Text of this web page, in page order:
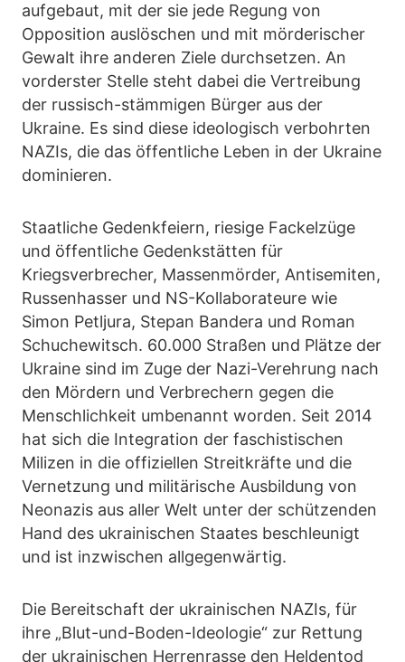
aufgebaut, mit der sie jede Regung von
Opposition auslöschen und mit mörderischer
Gewalt ihre anderen Ziele durchsetzen. An
vorderster Stelle steht dabei die Vertreibung
der russisch-stämmigen Bürger aus der
Ukraine. Es sind diese ideologisch verbohrten
NAZIs, die das öffentliche Leben in der Ukraine
dominieren.
Staatliche Gedenkfeiern, riesige Fackelzüge
und öffentliche Gedenkstätten für
Kriegsverbrecher, Massenmörder, Antisemiten,
Russenhasser und NS-Kollaborateure wie
Simon Petljura, Stepan Bandera und Roman
Schuchewitsch. 60.000 Straßen und Plätze der
Ukraine sind im Zuge der Nazi-Verehrung nach
den Mördern und Verbrechern gegen die
Menschlichkeit umbenannt worden. Seit 2014
hat sich die Integration der faschistischen
Milizen in die offiziellen Streitkräfte und die
Vernetzung und militärische Ausbildung von
Neonazis aus aller Welt unter der schützenden
Hand des ukrainischen Staates beschleunigt
und ist inzwischen allgegenwärtig.
Die Bereitschaft der ukrainischen NAZIs, für
ihre „Blut-und-Boden-Ideologie“ zur Rettung
der ukrainischen Herrenrasse den Heldentod